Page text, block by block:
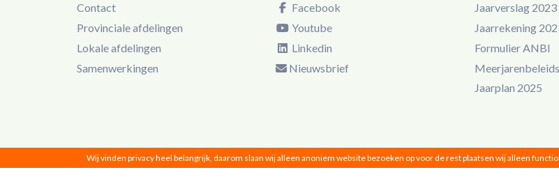
Contact
Provinciale afdelingen
Lokale afdelingen
Samenwerkingen
Facebook
Youtube
Linkedin
Nieuwsbrief
Jaarverslag 2023
Jaarrekening
Formulier ANBI
Jaarplan 2025
Wij vinden privacy heel belangrijk, daarom slaan wij alleen anoniem website bezoeken op voor de rest plaatsen wij alleen